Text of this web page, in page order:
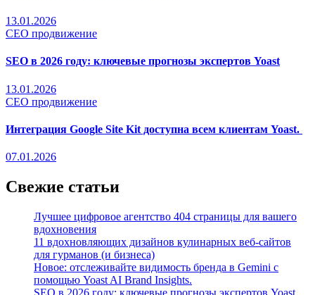
13.01.2026
СЕО продвижение
SEO в 2026 году: ключевые прогнозы экспертов Yoast
13.01.2026
СЕО продвижение
Интеграция Google Site Kit доступна всем клиентам Yoast.
07.01.2026
Свежие статьи
Лучшее цифровое агентство 404 страницы для вашего
вдохновения
11 вдохновляющих дизайнов кулинарных веб-сайтов
для гурманов (и бизнеса)
Новое: отслеживайте видимость бренда в Gemini с
помощью Yoast AI Brand Insights.
SEO в 2026 году: ключевые прогнозы экспертов Yoast